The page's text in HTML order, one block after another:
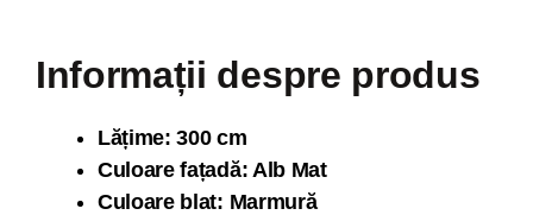
Informații despre produs
Lățime: 300 cm
Culoare fațadă: Alb Mat
Culoare blat: Marmură